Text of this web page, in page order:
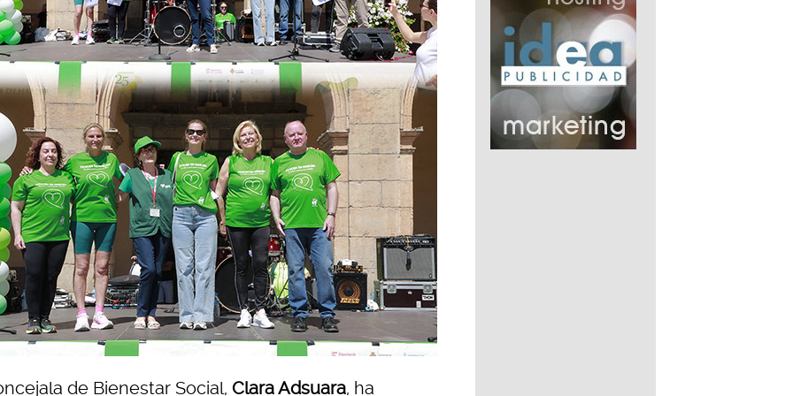
de Bienestar Social, Clara Adsuara, ha